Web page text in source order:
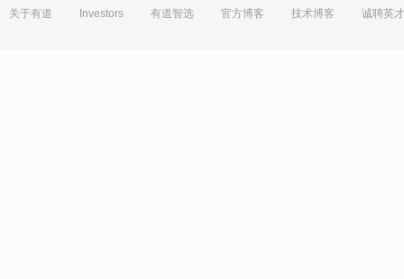
关于有道 Investors 有道智选 官方博客 技术博客 诚聘英才